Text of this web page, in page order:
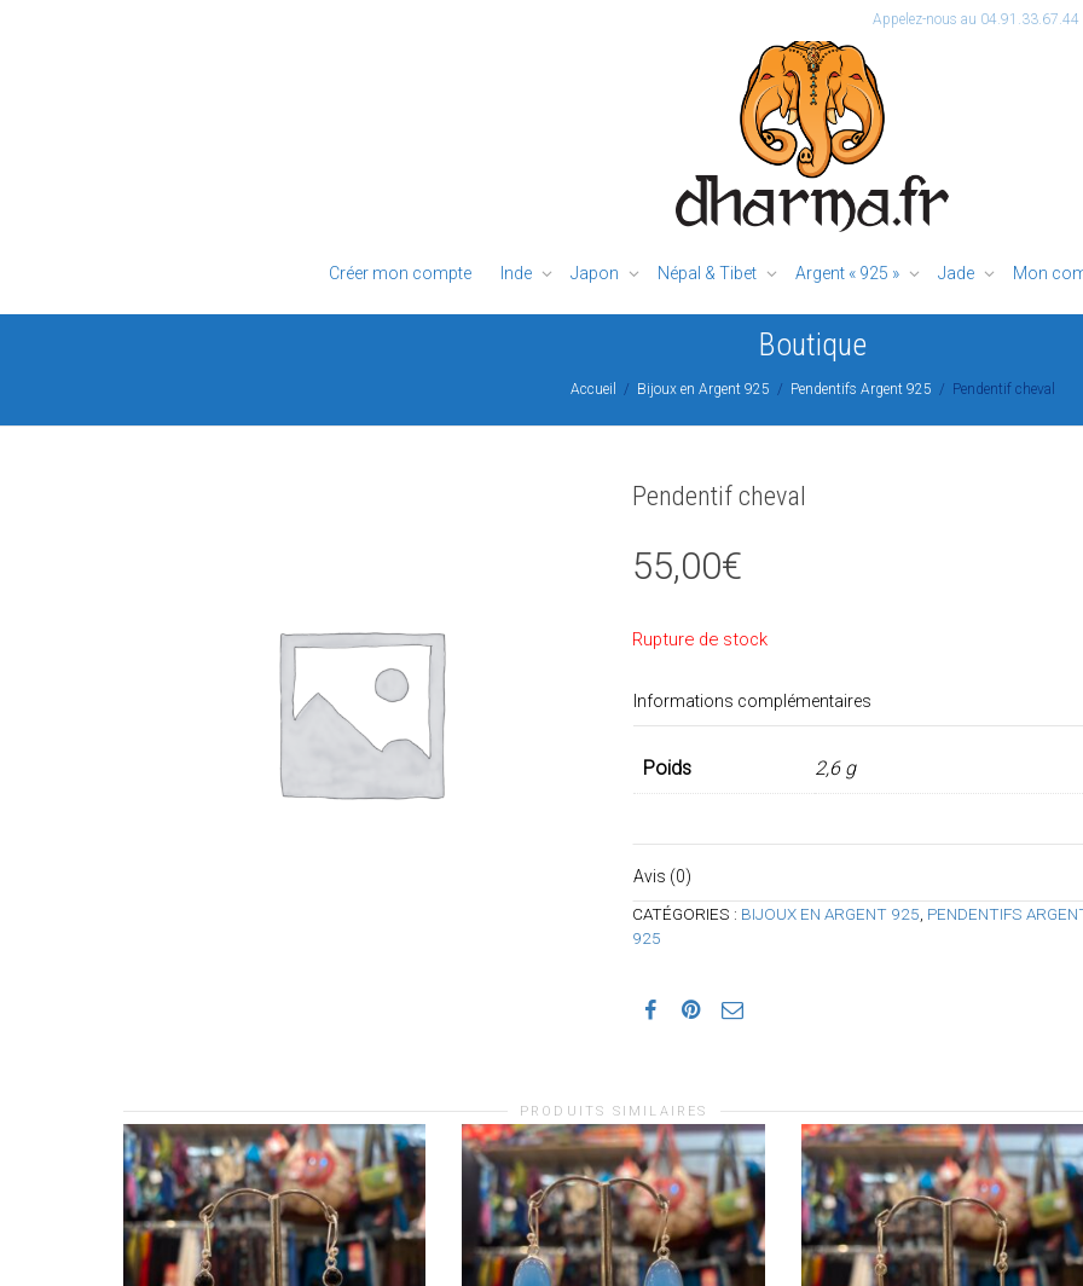
Appelez-nous au
Créer mon compte Inde Japon Népal & Tibet Argent « 925 » Jade Mon
Boutique
Accueil Bijoux en Argent 925 Pendentifs Argent 925 Pendentif cheval
Pendentif cheval
55,00€
Rupture de stock
Informations complémentaires
Poids 2,6 g
Avis (0)
CATÉGORIES : BIJOUX EN ARGENT 925 PENDENTIFS
925
PRODUITS SIMILAIRES